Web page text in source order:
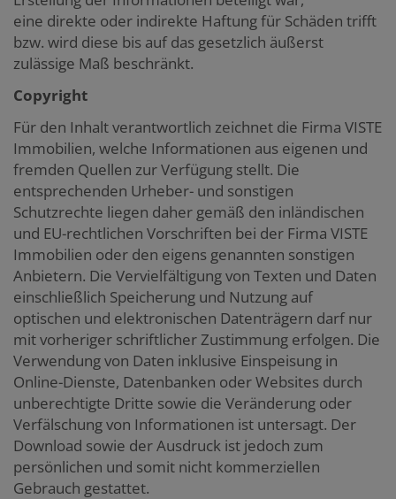
eine direkte oder indirekte Haftung für Schäden trifft
bzw. wird diese bis auf das gesetzlich äußerst
zulässige Maß beschränkt.
Copyright
Für den Inhalt verantwortlich zeichnet die Firma VISTE
Immobilien, welche Informationen aus eigenen und
fremden Quellen zur Verfügung stellt. Die
entsprechenden Urheber- und sonstigen
Schutzrechte liegen daher gemäß den inländischen
und EU-rechtlichen Vorschriften bei der Firma VISTE
Immobilien oder den eigens genannten sonstigen
Anbietern. Die Vervielfältigung von Texten und Daten
einschließlich Speicherung und Nutzung auf
optischen und elektronischen Datenträgern darf nur
mit vorheriger schriftlicher Zustimmung erfolgen. Die
Verwendung von Daten inklusive Einspeisung in
Online-Dienste, Datenbanken oder Websites durch
unberechtigte Dritte sowie die Veränderung oder
Verfälschung von Informationen ist untersagt. Der
Download sowie der Ausdruck ist jedoch zum
persönlichen und somit nicht kommerziellen
Gebrauch gestattet.